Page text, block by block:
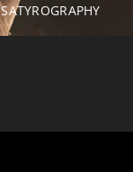
SATYROGRAPHY